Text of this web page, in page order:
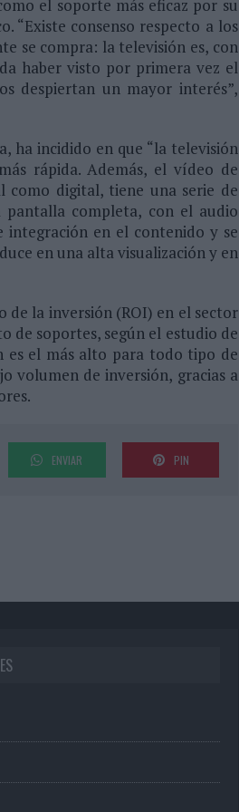
el soporte más eficaz por su
“Existe consenso respecto a los
se compra: la televisión es, con
haber visto por primera vez el
despiertan un mayor interés”,
ha incidido en que “la televisión
rápida. Además, el vídeo de
como digital, tiene una serie de
pantalla completa, con el audio
integración en el contenido y se
en una alta visualización y en
la inversión (ROI) en el sector
de soportes, según el estudio de
es el más alto para todo tipo de
volumen de inversión, gracias a
ENVIAR PIN